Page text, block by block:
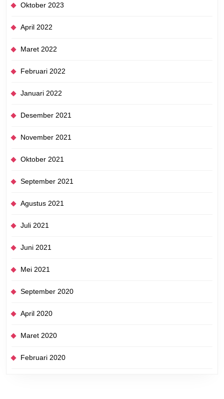
Oktober 2023
April 2022
Maret 2022
Februari 2022
Januari 2022
Desember 2021
November 2021
Oktober 2021
September 2021
Agustus 2021
Juli 2021
Juni 2021
Mei 2021
September 2020
April 2020
Maret 2020
Februari 2020